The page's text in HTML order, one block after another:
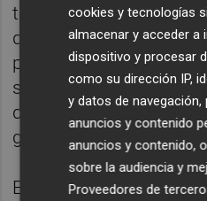
todas las categorías,
que garanticen el
prestación sanitaria
situación actual y
de referencia, al
guardia de festivos".
Esta dotación se
cookies y tecnologías
almacenar y acceder a
dispositivo y procesar
como su dirección IP,
y datos de
anuncios y contenido
anuncios y contenido,
sobre la audiencia y
Proveedores de